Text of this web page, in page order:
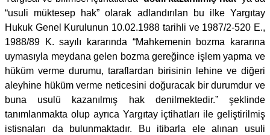
“usuli müktesep hak” olarak adlandırılan bu ilke Yargıtay
Hukuk Genel Kurulunun 10.02.1988 tarihli ve 1987/2-520 E.,
1988/89 K. sayılı kararında “Mahkemenin bozma kararına
uymasıyla meydana gelen bozma gereğince işlem yapma ve
hüküm verme durumu, taraflardan birisinin lehine ve diğeri
aleyhine hüküm verme neticesini doğuracak bir durumdur ve
buna usulü kazanılmış hak denilmektedir.” şeklinde
tanımlanmakta olup ayrıca Yargıtay içtihatları ile geliştirilmiş
istisnaları da bulunmaktadır. Bu itibarla ele alınan usuli